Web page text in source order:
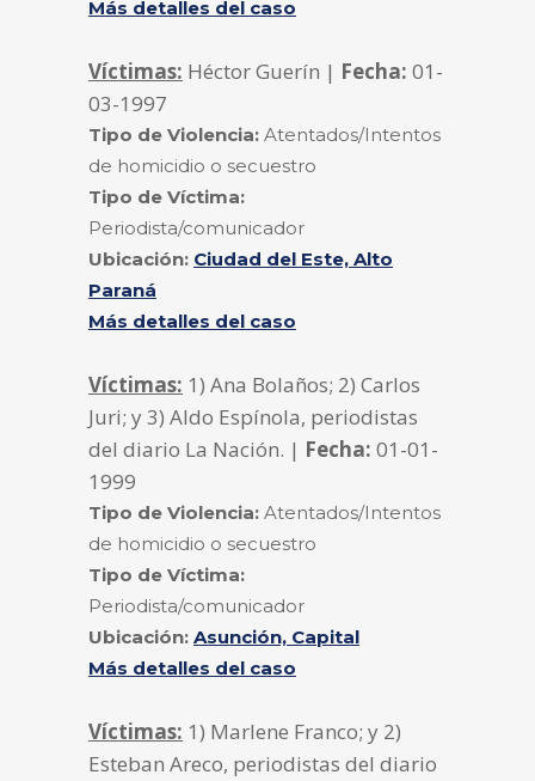
Más detalles del caso
Víctimas: Héctor Guerín | Fecha: 01-
03-1997
Tipo de Violencia: Atentados/Intentos
de homicidio o secuestro
Tipo de Víctima:
Periodista/comunicador
Ubicación: Ciudad del Este, Alto
Paraná
Más detalles del caso
Víctimas: 1) Ana Bolaños; 2) Carlos
Juri; y 3) Aldo Espínola, periodistas
del diario La Nación. | Fecha: 01-01-
1999
Tipo de Violencia: Atentados/Intentos
de homicidio o secuestro
Tipo de Víctima:
Periodista/comunicador
Ubicación: Asunción, Capital
Más detalles del caso
Víctimas: 1) Marlene Franco; y 2)
Esteban Areco, periodistas del diario